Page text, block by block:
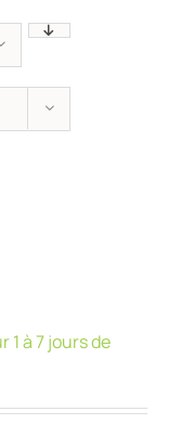
1 à 7 jours de